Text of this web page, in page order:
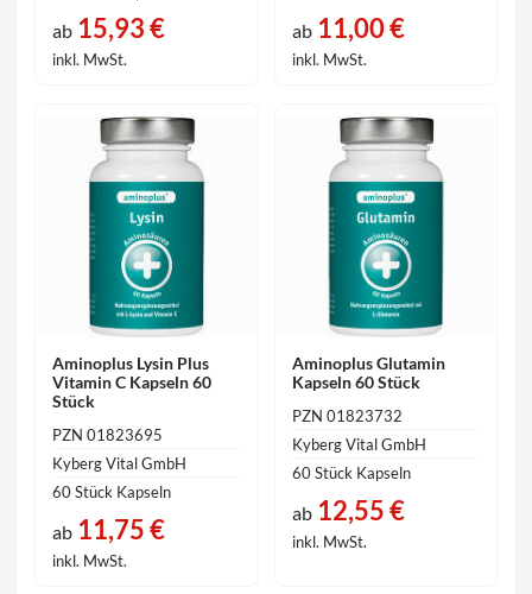
ab 15,93 €
inkl. MwSt.
ab11,00 €
inkl. MwSt.
Aminoplus Lysin Plus
Vitamin C Kapseln 60
Stück
PZN 01823695
Kyberg Vital GmbH
60 Stück Kapseln
ab 11,75 €
inkl. MwSt.
Aminoplus Glutamin
Kapseln 60 Stück
PZN 01823732
Kyberg Vital GmbH
60 Stück Kapseln
ab12,55 €
inkl. MwSt.